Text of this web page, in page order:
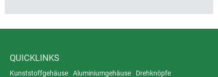
QUICKLINKS
Kunststoffgehäuse Aluminiumgehäuse Drehknöpfe